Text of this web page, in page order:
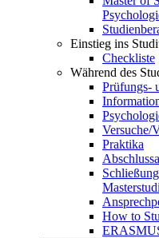
Einstieg ins
Checkliste
Während des
Prüfungs-
Versuche/
Praktika
How to